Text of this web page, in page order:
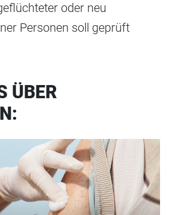
oder neu
Personen soll geprüft
ÜBER